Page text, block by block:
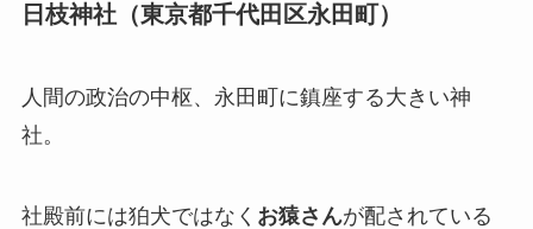
日枝神社（東京都千代田区永田町）
人間の政治の中枢、永田町に鎮座する大きい神
社。
社殿前には狛犬ではなく お猿さんが配されている